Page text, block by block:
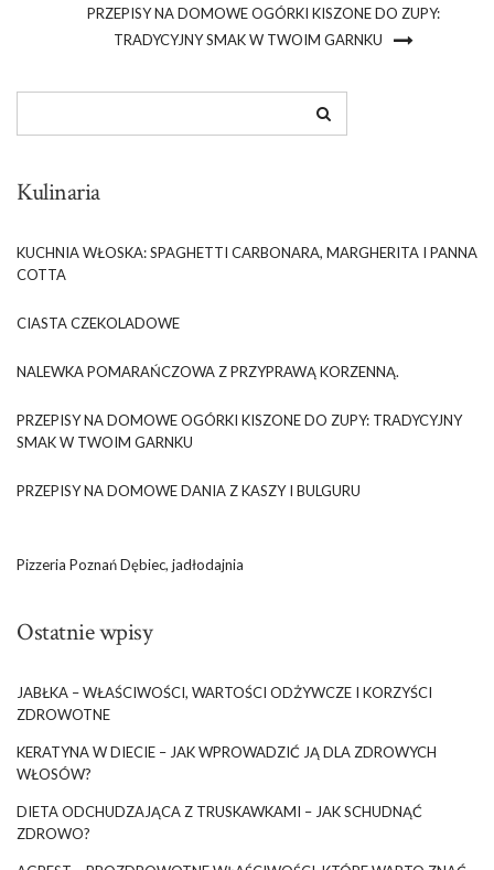
PRZEPISY NA DOMOWE OGÓRKI KISZONE DO ZUPY:
TRADYCYJNY SMAK W TWOIM GARNKU
Kulinaria
KUCHNIA WŁOSKA: SPAGHETTI CARBONARA, MARGHERITA I PANNA
COTTA
CIASTA CZEKOLADOWE
NALEWKA POMARAŃCZOWA Z PRZYPRAWĄ KORZENNĄ.
PRZEPISY NA DOMOWE OGÓRKI KISZONE DO ZUPY: TRADYCYJNY
SMAK W TWOIM GARNKU
PRZEPISY NA DOMOWE DANIA Z KASZY I BULGURU
Pizzeria Poznań Dębiec, jadłodajnia
Ostatnie wpisy
JABŁKA – WŁAŚCIWOŚCI, WARTOŚCI ODŻYWCZE I KORZYŚCI
ZDROWOTNE
KERATYNA W DIECIE – JAK WPROWADZIĆ JĄ DLA ZDROWYCH
WŁOSÓW?
DIETA ODCHUDZAJĄCA Z TRUSKAWKAMI – JAK SCHUDNĄĆ
ZDROWO?